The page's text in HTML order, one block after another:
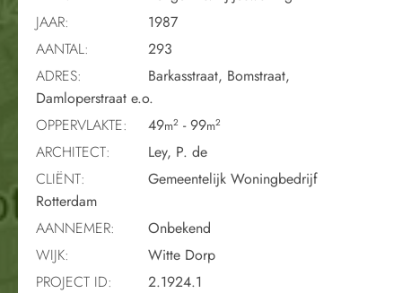
JAAR:
1987
AANTAL:
293
ADRES:
Barkasstraat, Bomstraat,
Damloperstraat e.o.
OPPERVLAKTE:
49m2 - 99m2
ARCHITECT:
Ley, P. de
CLIËNT:
Gemeentelijk Woningbedrijf
Rotterdam
AANNEMER:
Onbekend
WIJK:
Witte Dorp
PROJECT ID:
2.1924.1